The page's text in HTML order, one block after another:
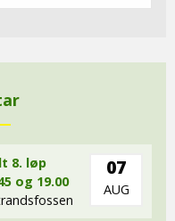
8. løp
og 19.00
07
AUG